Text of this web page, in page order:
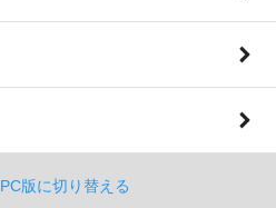
PC版に切り替える